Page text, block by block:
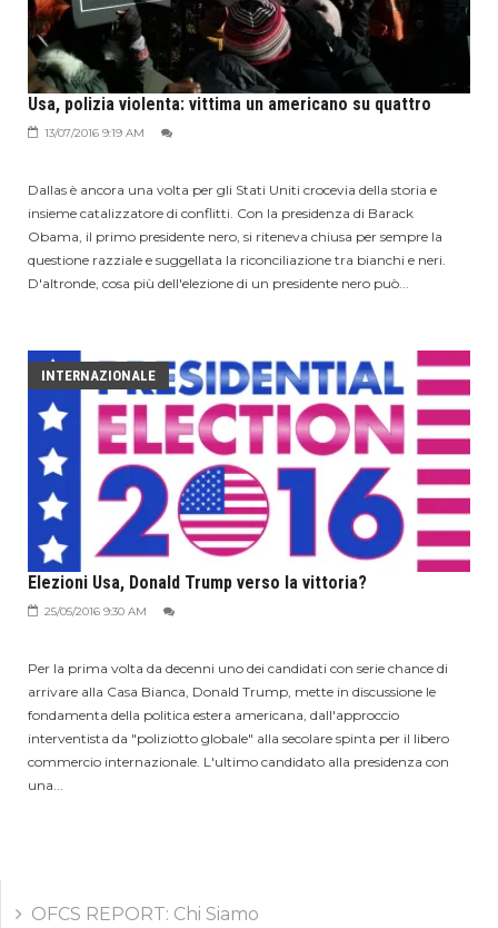
Usa, polizia violenta: vittima un americano su quattro
13/07/2016 9:19 AM
Dallas è ancora una volta per gli Stati Uniti crocevia della storia e
insieme catalizzatore di conflitti. Con la presidenza di Barack
Obama, il primo presidente nero, si riteneva chiusa per sempre la
questione razziale e suggellata la riconciliazione tra bianchi e neri.
D'altronde, cosa più dell'elezione di un presidente nero può...
INTERNAZIONALE
Elezioni Usa, Donald Trump verso la vittoria?
25/05/2016 9:30 AM
Per la prima volta da decenni uno dei candidati con serie chance di
arrivare alla Casa Bianca, Donald Trump, mette in discussione le
fondamenta della politica estera americana, dall'approccio
interventista da "poliziotto globale" alla secolare spinta per il libero
commercio internazionale. L'ultimo candidato alla presidenza con
una...
OFCS REPORT: Chi Siamo